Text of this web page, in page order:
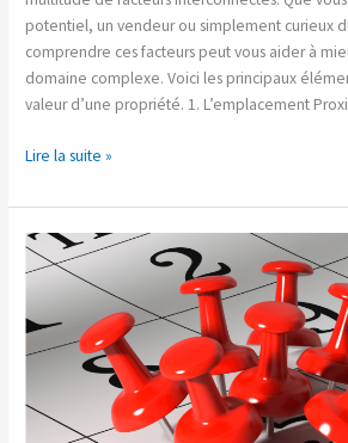
potentiel, un vendeur ou simplement curieux
comprendre ces facteurs peut vous aider à
domaine complexe. Voici les principaux
valeur d’une propriété. 1. L’emplacement
Lire la suite »
L’importance
de
gestion
du
et